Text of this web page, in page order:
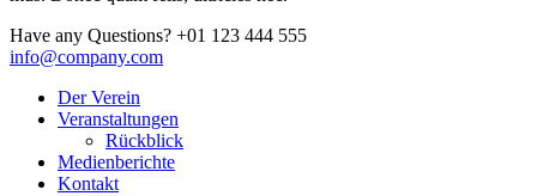
Have any Questions? +01 123 444 555
info@company.com
Der Verein
Veranstaltungen
Rückblick
Medienberichte
Kontakt